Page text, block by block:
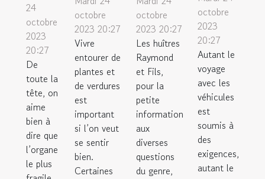
24
octobre
2023
20:27
De
toute la
tête, on
aime
bien à
dire que
l’organe
le plus
octobre
2023 20:27
Vivre
entourer de
plantes et
de verdures
est
important
si l’on veut
se sentir
bien.
Certaines
octobre
2023 20:27
Les huîtres
Raymond
et Fils,
pour la
petite
information
aux
diverses
questions
du genre,
octobre
2023
20:27
Autant le
voyage
avec les
véhicules
est
soumis à
des
exigences,
autant le